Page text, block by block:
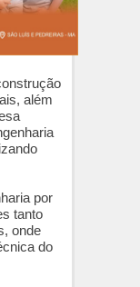
além
por
tanto
onde
do